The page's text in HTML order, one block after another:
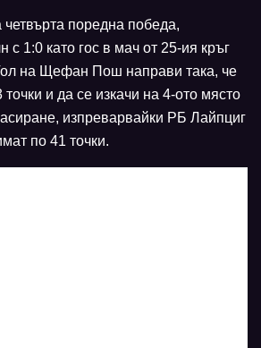
поредна победа,
с 1:0 като гос в мач от 25-ия кръг
на Щефан Пош направи така, че
и да се изкачи на 4-ото място
изпреварвайки РБ Лайпциг
по 41 точки.